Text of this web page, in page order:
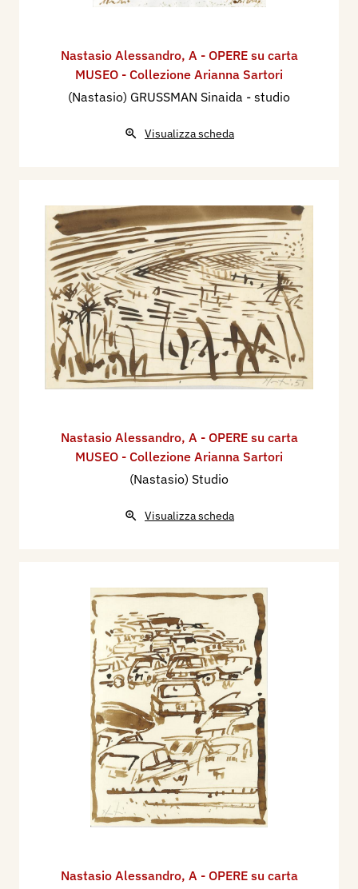
Nastasio Alessandro, A - OPERE su carta
MUSEO - Collezione Arianna Sartori
(Nastasio) GRUSSMAN Sinaida - studio
Visualizza scheda
Nastasio Alessandro, A - OPERE su carta
MUSEO - Collezione Arianna Sartori
(Nastasio) Studio
Visualizza scheda
Nastasio Alessandro, A - OPERE su carta